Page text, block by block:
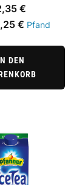
€
€ Pfand
DEN